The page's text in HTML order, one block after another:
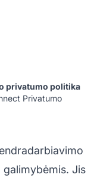
privatumo politika
Privatumo
galimybėmis. Jis